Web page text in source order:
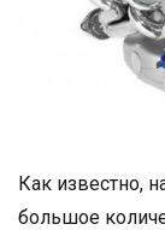
Как известно,
большое